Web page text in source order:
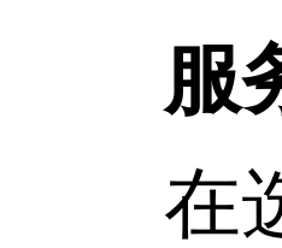
服
在选